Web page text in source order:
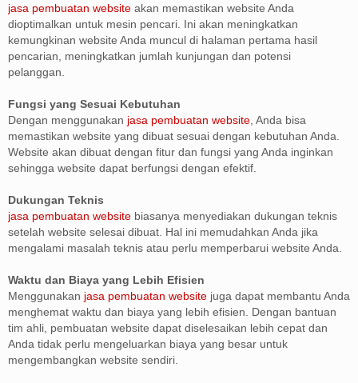
jasa pembuatan website akan memastikan website Anda
dioptimalkan untuk mesin pencari. Ini akan meningkatkan
kemungkinan website Anda muncul di halaman pertama hasil
pencarian, meningkatkan jumlah kunjungan dan potensi
pelanggan.
Fungsi yang Sesuai Kebutuhan
Dengan menggunakan jasa pembuatan website , Anda bisa
memastikan website yang dibuat sesuai dengan kebutuhan Anda.
Website akan dibuat dengan fitur dan fungsi yang Anda inginkan
sehingga website dapat berfungsi dengan efektif.
Dukungan Teknis
jasa pembuatan website biasanya menyediakan dukungan teknis
setelah website selesai dibuat. Hal ini memudahkan Anda jika
mengalami masalah teknis atau perlu memperbarui website Anda.
Waktu dan Biaya yang Lebih Efisien
Menggunakan jasa pembuatan website juga dapat membantu Anda
menghemat waktu dan biaya yang lebih efisien. Dengan bantuan
tim ahli, pembuatan website dapat diselesaikan lebih cepat dan
Anda tidak perlu mengeluarkan biaya yang besar untuk
mengembangkan website sendiri.